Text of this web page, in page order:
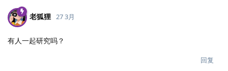
老狐狸 27 3月
有人一起研究吗？
回复